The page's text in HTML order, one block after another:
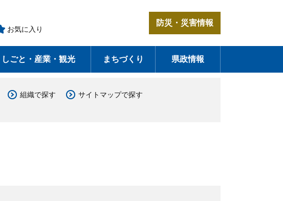
お気に入り
防災・災害情報
しごと・産業・観光 まちづくり 県政情報
組織で探す サイトマップで探す